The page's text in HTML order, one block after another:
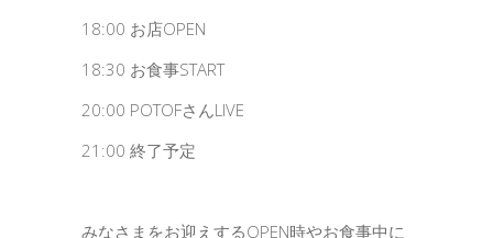
18:00 お店OPEN
18:30 お食事START
20:00 POTOFさんLIVE
21:00 終了予定
みなさまをお迎えするOPEN時やお食事中に